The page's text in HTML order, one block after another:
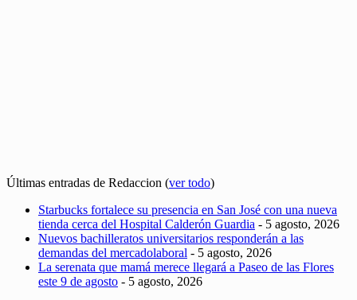
Últimas entradas de Redaccion (ver todo)
Starbucks fortalece su presencia en San José con una nueva
tienda cerca del Hospital Calderón Guardia - 5 agosto, 2026
Nuevos bachilleratos universitarios responderán a las
demandas del mercadolaboral - 5 agosto, 2026
La serenata que mamá merece llegará a Paseo de las Flores
este 9 de agosto - 5 agosto, 2026